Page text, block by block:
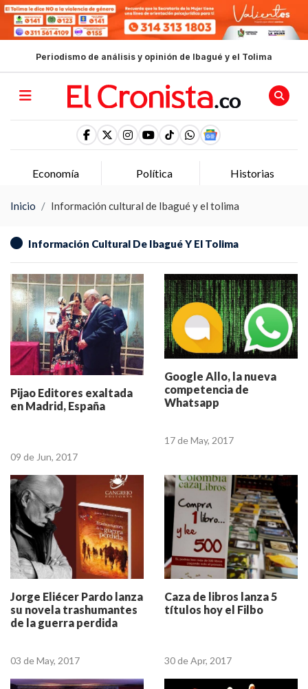
Periodismo de análisis y opinión de Ibagué y el Tolima
Economía Política Historias
Inicio Información cultural de Ibagué y el tolima
Información Cultural De Ibagué Y El Tolima
Pijao Editores exaltada
en Madrid, España
09 de Jun, 2017
Google Allo, la nueva
competencia de
Whatsapp
17 de May, 2017
Jorge Eliécer Pardo lanza
su novela trashumantes
de la guerra perdida
03 de May, 2017
Caza de libros lanza 5
títulos hoy el Filbo
30 de Apr, 2017